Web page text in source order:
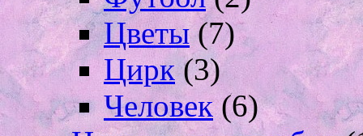
Цветы(7)
Цирк(3)
Человек(6)